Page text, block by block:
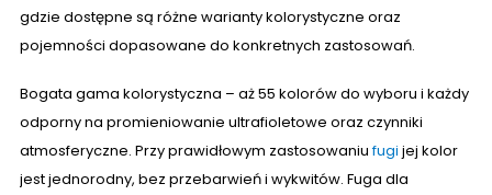
gdzie dostępne są różne warianty kolorystyczne oraz
pojemności dopasowane do konkretnych zastosowań.
Bogata gama kolorystyczna – aż 55 kolorów do wyboru i każdy
odporny na promieniowanie ultrafioletowe oraz czynniki
atmosferyczne. Przy prawidłowym zastosowaniufugi jej kolor
jest jednorodny, bez przebarwień i wykwitów. Fuga dla